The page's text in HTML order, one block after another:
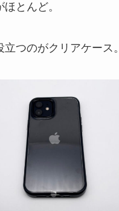
とんど。
つのがクリアケース。